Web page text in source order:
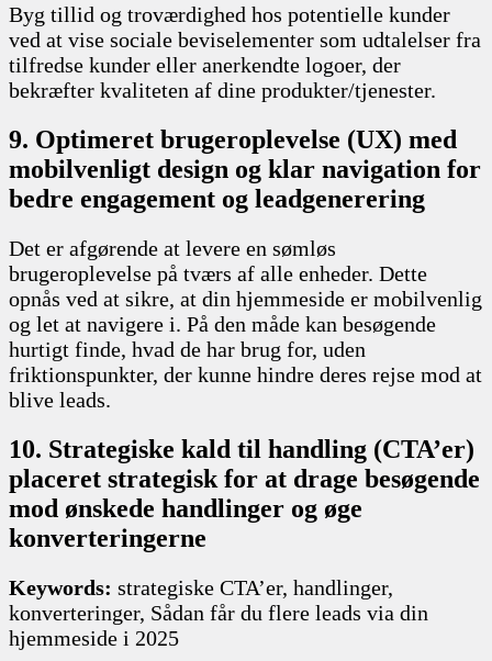
Byg tillid og troværdighed hos potentielle kunder
ved at vise sociale beviselementer som udtalelser fra
tilfredse kunder eller anerkendte logoer, der
bekræfter kvaliteten af dine produkter/tjenester.
9. Optimeret brugeroplevelse (UX) med
mobilvenligt design og klar navigation for
bedre engagement og leadgenerering
Det er afgørende at levere en sømløs
brugeroplevelse på tværs af alle enheder. Dette
opnås ved at sikre, at din hjemmeside er mobilvenlig
og let at navigere i. På den måde kan besøgende
hurtigt finde, hvad de har brug for, uden
friktionspunkter, der kunne hindre deres rejse mod at
blive leads.
10. Strategiske kald til handling (CTA’er)
placeret strategisk for at drage besøgende
mod ønskede handlinger og øge
konverteringerne
Keywords: strategiske CTA’er, handlinger,
konverteringer, Sådan får du flere leads via din
hjemmeside i 2025